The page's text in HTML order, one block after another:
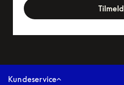
Tilmeld
Kundeservice